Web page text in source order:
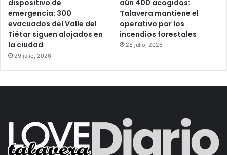
dispositivo de
emergencia: 300
evacuados del Valle del
Tiétar siguen alojados en
la ciudad
29 julio, 2026
aún 400 acogidos:
Talavera mantiene el
operativo por los
incendios forestales
28 julio, 2026